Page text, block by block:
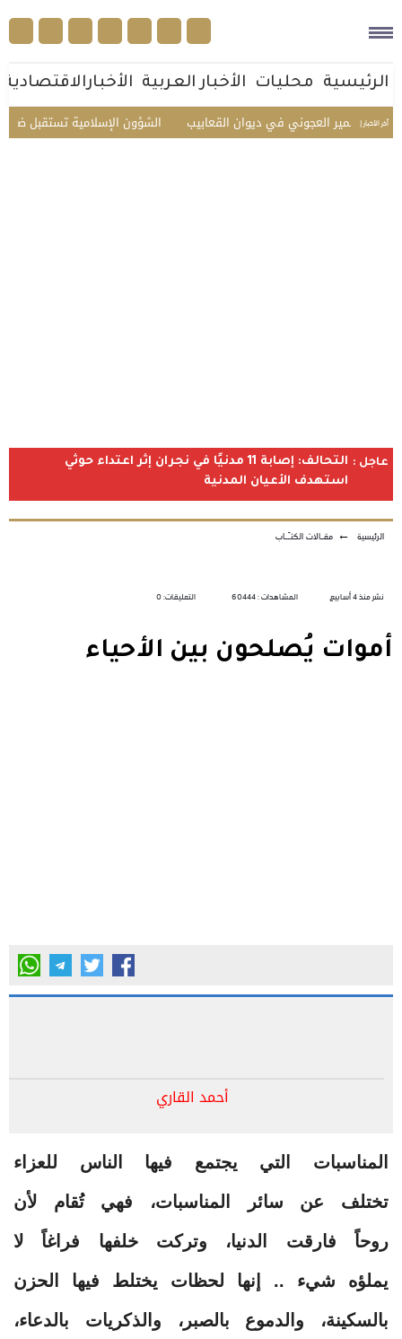
الرئيسية محليات الأخبار العربية الأخبارالاقتصادية
أخر الأخبار | الشؤون الإسلامية تستقبل ضيوف الدفعة العجوني في ديوان القعابيب
عاجل :
التحالف: إصابة 11 مدنيًا في نجران إثر اعتداء حوثي
استهدف الأعيان المدنية
الرئيسية ← مقـالات الكتـّـاب
نشر منذ 4 أسابيع المشاهدات : 60444 التعليقات: 0
أموات يُصلحون بين الأحياء
أحمد القاري
المناسبات التي يجتمع فيها الناس للعزاء
تختلف عن سائر المناسبات، فهي تُقام لأن
روحاً فارقت الدنيا، وتركت خلفها فراغاً لا
يملؤه شيء .. إنها لحظات يختلط فيها الحزن
بالسكينة، والدموع بالصبر، والذكريات بالدعاء،